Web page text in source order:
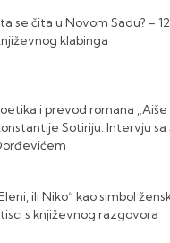
se čita u Novom Sadu? –
klabinga
i prevod romana
Sotiriju: Intervju sa
ili Niko“ kao simbol
s književnog razgovora